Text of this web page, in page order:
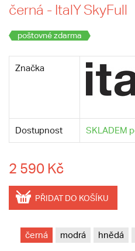
černá - ItalY SkyFull
poštovné zdarma
Značka
Dostupnost SKLADEM
2 590 Kč
PŘIDAT DO KOŠÍKU
černá modrá hnědá